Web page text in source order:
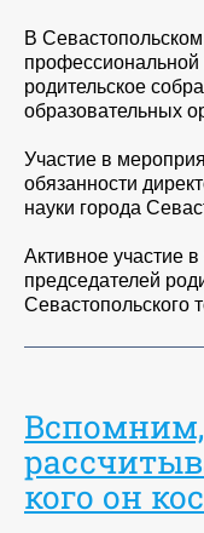
В
профессиональной
родительское
образовательных
Участие в
обязанности
науки города
Активное участие
председателей
Севастопольского
кого он